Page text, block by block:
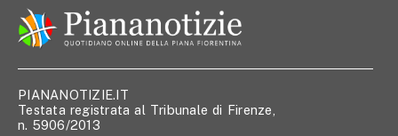
PIANANOTIZIE.IT
Testata registrata al Tribunale di Firenze,
n. 5906/2013